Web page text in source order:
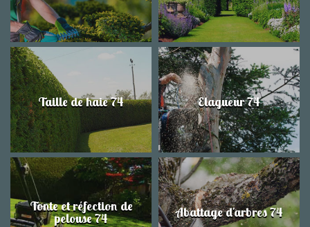
Taille de haie 74 Elagueur 74
Tonte et réfection de
pelouse 74 Abattage d'arbres 74